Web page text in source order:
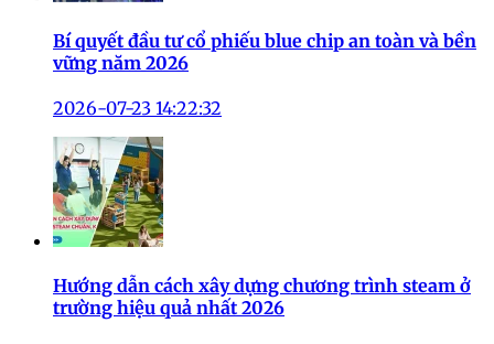
Bí quyết đầu tư cổ phiếu blue chip an toàn và bền
vững năm 2026
2026-07-23 14:22:32
Hướng dẫn cách xây dựng chương trình steam ở
trường hiệu quả nhất 2026